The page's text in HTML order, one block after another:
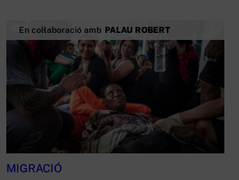
En col·laboració amb PALAU ROBERT
MIGRACIÓ